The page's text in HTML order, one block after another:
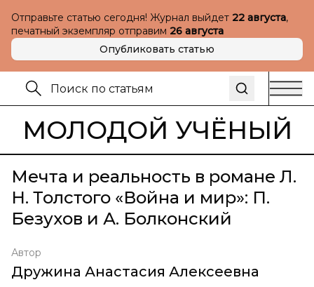
Отправьте статью сегодня! Журнал выйдет 22 августа,
печатный экземпляр отправим 26 августа
Опубликовать статью
МОЛОДОЙ УЧЁНЫЙ
Мечта и реальность в романе Л.
Н. Толстого «Война и мир»: П.
Безухов и А. Болконский
Автор
Дружина Анастасия Алексеевна